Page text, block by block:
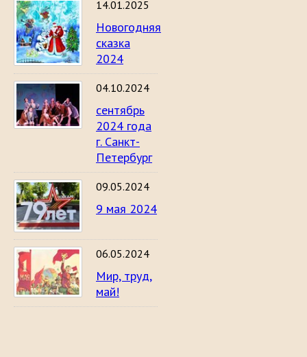
14.01.2025
Новогодняя
сказка
2024
04.10.2024
сентябрь
2024 года
г. Санкт-
Петербург
09.05.2024
9 мая 2024
06.05.2024
Мир, труд,
май!